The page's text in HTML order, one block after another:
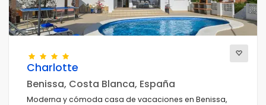
Charlotte
Benissa, Costa Blanca, España
Moderna y cómoda casa de vacaciones en Benissa,